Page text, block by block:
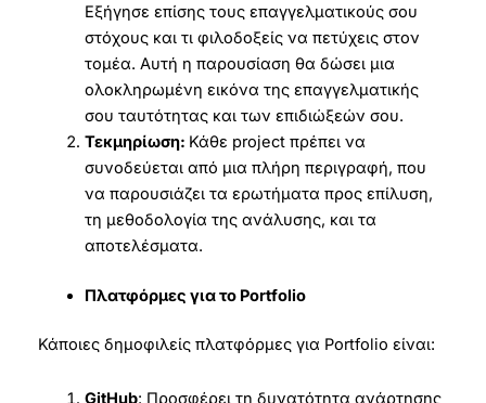
Εξήγησε επίσης τους επαγγελματικούς σου
στόχους και τι φιλοδοξείς να πετύχεις στον
τομέα. Αυτή η παρουσίαση θα δώσει μια
ολοκληρωμένη εικόνα της επαγγελματικής
σου ταυτότητας και των επιδιώξεών σου.
Τεκμηρίωση: Κάθε project πρέπει να
συνοδεύεται από μια πλήρη περιγραφή, που
να παρουσιάζει τα ερωτήματα προς επίλυση,
τη μεθοδολογία της ανάλυσης, και τα
αποτελέσματα.
Πλατφόρμες για το Portfolio
Κάποιες δημοφιλείς πλατφόρμες για Portfolio είναι:
GitHub: Προσφέρει τη δυνατότητα ανάρτησης